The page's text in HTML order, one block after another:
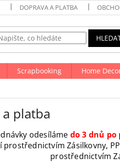
DOPRAVA A PLATBA
Scrapbooking Home
platba
odesíláme do 3 dnů
prostřednictvímZásilkovny,
prostřednictvím